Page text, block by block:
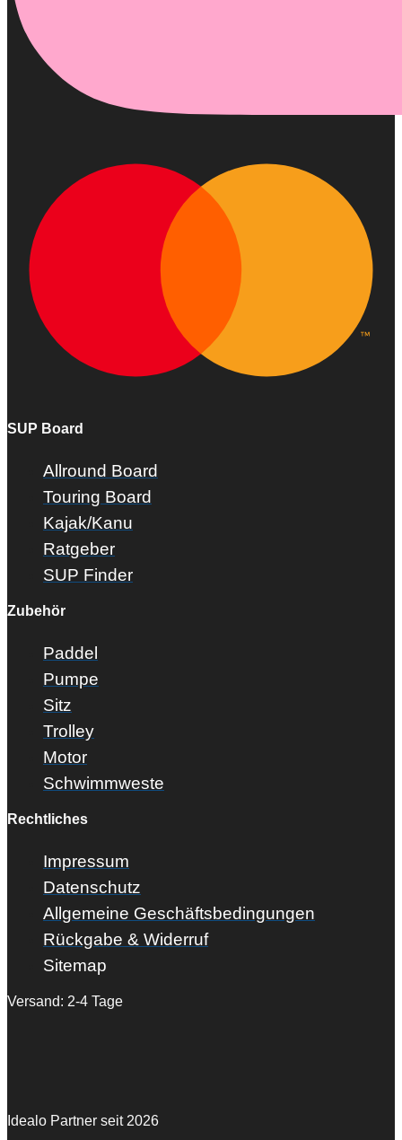
SUP Board
Allround Board
Touring Board
Kajak/Kanu
Ratgeber
SUP Finder
Zubehör
Paddel
Pumpe
Sitz
Trolley
Motor
Schwimmweste
Rechtliches
Impressum
Datenschutz
Allgemeine Geschäftsbedingungen
Rückgabe & Widerruf
Sitemap
Versand: 2-4 Tage
Idealo Partner seit 2026